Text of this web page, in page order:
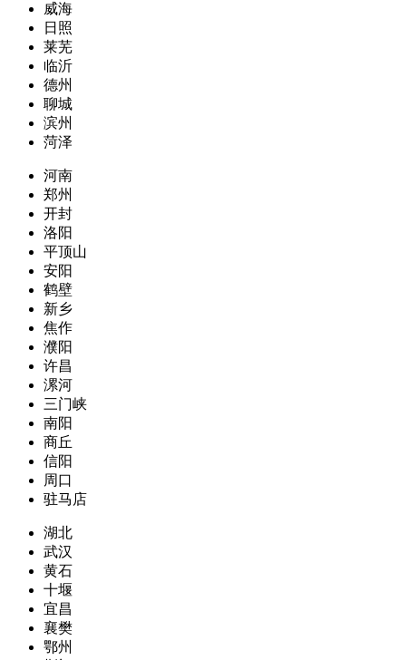
威海
日照
莱芜
临沂
德州
聊城
滨州
菏泽
河南
郑州
开封
洛阳
平顶山
安阳
鹤壁
新乡
焦作
濮阳
许昌
漯河
三门峡
南阳
商丘
信阳
周口
驻马店
湖北
武汉
黄石
十堰
宜昌
襄樊
鄂州